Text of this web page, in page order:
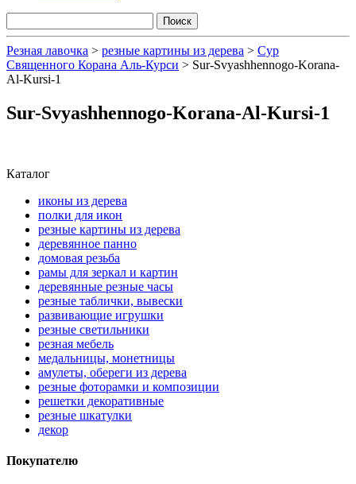
Резная лавочка > резные картины из дерева > Сур
Священного Корана Аль-Курси > Sur-Svyashhennogo-Korana-
Al-Kursi-1
Sur-Svyashhennogo-Korana-Al-Kursi-1
Каталог
иконы из дерева
полки для икон
резные картины из дерева
деревянное панно
домовая резьба
рамы для зеркал и картин
деревянные резные часы
резные таблички, вывески
развивающие игрушки
резные светильники
резная мебель
медальницы, монетницы
амулеты, обереги из дерева
резные фоторамки и композиции
решетки декоративные
резные шкатулки
декор
Покупателю